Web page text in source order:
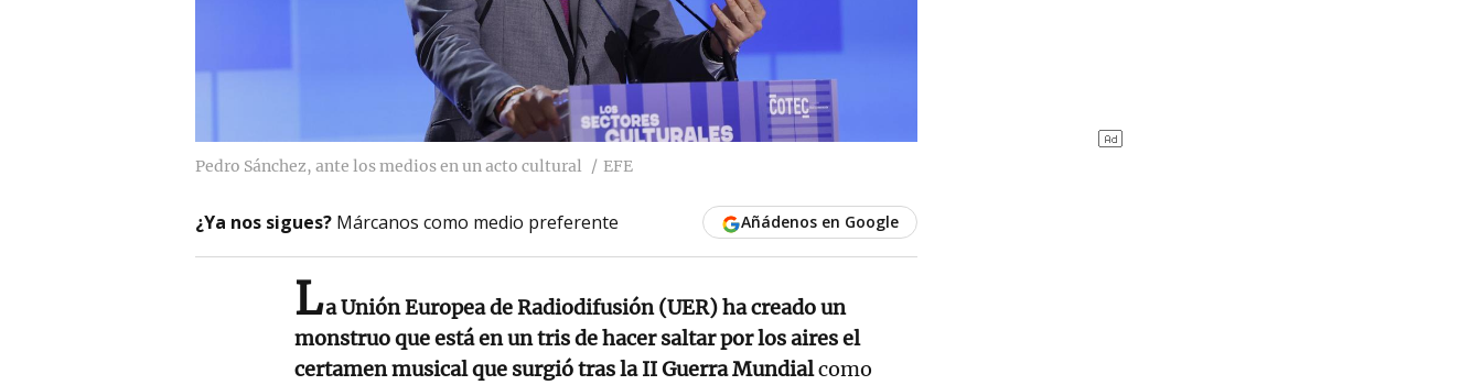
Pedro Sánchez, ante los medios en un acto cultural EFE
¿Ya nos sigues? Márcanos como medio preferente Añádenos en Google
La Unión Europea de Radiodifusión (UER) ha creado un
monstruo que está en un tris de hacer saltar por los aires el
certamen musical que surgió tras la II Guerra Mundialcomo